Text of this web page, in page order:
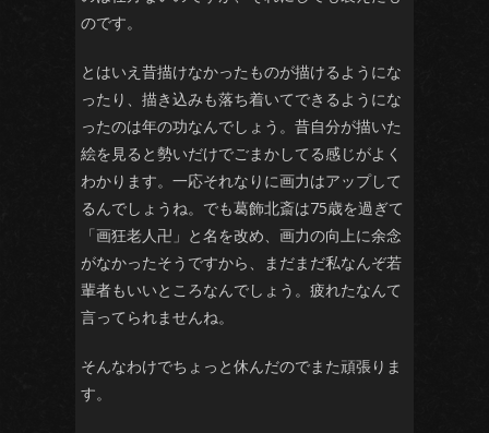
のです。
とはいえ昔描けなかったものが描けるようにな
ったり、描き込みも落ち着いてできるようにな
ったのは年の功なんでしょう。昔自分が描いた
絵を見ると勢いだけでごまかしてる感じがよく
わかります。一応それなりに画力はアップして
るんでしょうね。でも葛飾北斎は75歳を過ぎて
「画狂老人卍」と名を改め、画力の向上に余念
がなかったそうですから、まだまだ私なんぞ若
輩者もいいところなんでしょう。疲れたなんて
言ってられませんね。
そんなわけでちょっと休んだのでまた頑張りま
す。